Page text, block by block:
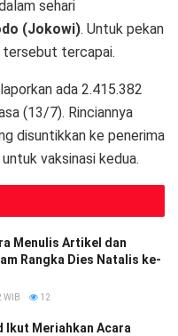
sehari
(Jokowi). Untuk pekan
tersebut tercapai.
ada 2.415.382
(13/7). Rinciannya
disuntikkan ke penerima
vaksinasi kedua.
Menulis Artikel dan
Rangka Dies Natalis ke-
WIB 12
Ikut Meriahkan Acara